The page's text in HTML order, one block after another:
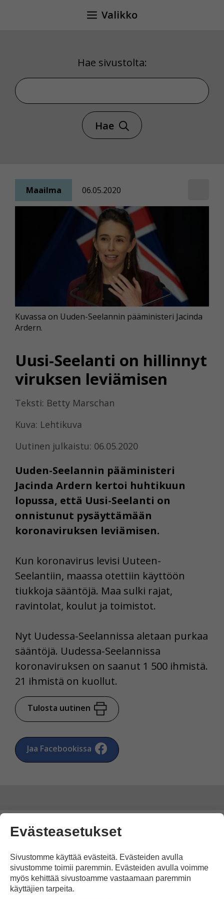
Valikko
Hae sivustolta:
Hae sivustolta
Hae
Maailma 06.05.2020
Uusi-Seelanti on hillinnyt
viruksen leviämisen
Teksti: Betty Marschan
Kuva: Lehtikuva
Uutinen julkaistu: 06.05.2020
Uuden-Seelannin pääministeri
Jacinda Ardern kertoi huhtikuun
lopussa, että Uusi-Seelanti on
onnistunut pysäyttämään
koronaviruksen leviämisen.
Kuvassa on Uuden-Seelannin pääministeri Jacinda
Ardern.
Kun koronavirus levisi Uuteen-
Seelantiin, maassa otettiin käyttöön
tiukkoja sääntöjä. Maa sulki rajat,
ravintolat, koulut ja toimistot.
Nyt Uudessa-Seelannissa aletaan purkaa
sääntöjä. Uudessa-Seelannissa
koronaviruksen on saanut 1 500 ihmistä.
21 ihmistä on kuollut.
Tulosta uutinen
Jaa Facebookissa
Kommentoi
Voit kirjoittaa mielipiteesi
uutisesta
kommenttilaatikkoon.
Evästeasetukset
Sivustomme käyttää evästeitä. Evästeiden avulla
sivustomme toimii paremmin. Evästeiden avulla voimme
myös kehittää sivustoamme vastaamaan paremmin
käyttäjien tarpeita.